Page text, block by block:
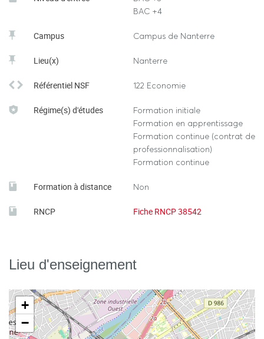
BAC +4
Campus Campus de Nanterre
Lieu(x) Nanterre
Référentiel NSF 122 Economie
Régime(s) d'études
Formation initiale
Formation en apprentissage
Formation continue (contrat de
professionnalisation)
Formation continue
Formation à distance Non
RNCP Fiche RNCP 38542
Lieu d'enseignement
+
−